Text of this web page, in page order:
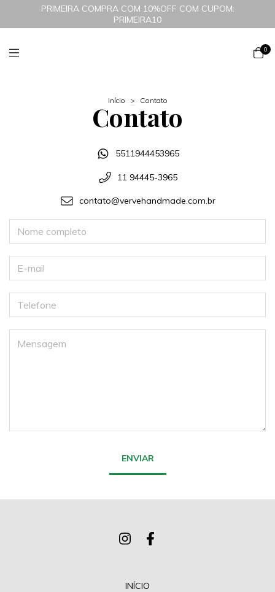
PRIMEIRA COMPRA COM 10%OFF COM CUPOM:
PRIMEIRA10
0
Início > Contato
Contato
5511944453965
11 94445-3965
contato@vervehandmade.com.br
INÍCIO